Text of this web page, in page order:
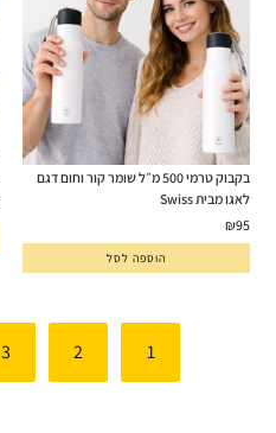
בקבוק טרמי 500 מ״ל שומר קור וחום דגם
לאגו מבית Swiss
₪95
הוספה לסל
1
2
3